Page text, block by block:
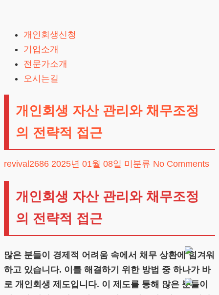
content
개인회생신청
기업소개
전문가소개
오시는길
개인회생 자산 관리와 채무조정
의 전략적 접근
revival2686 2025년 01월 08일 미분류 No Comments
개인회생 자산 관리와 채무조정
의 전략적 접근
많은 분들이 경제적 어려움 속에서 채무 상환에 힘겨워
하고 있습니다. 이를 해결하기 위한 방법 중 하나가 바
로 개인회생 제도입니다. 이 제도를 통해 많은 분들이